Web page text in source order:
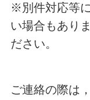
※別件対応等
い場合もあり
ださい。
ご連絡の際は